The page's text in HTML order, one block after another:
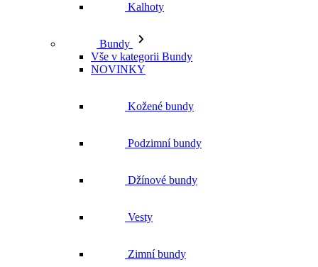
Kalhoty
Bundy
Vše v kategorii Bundy
NOVINKY
Kožené bundy
Podzimní bundy
Džínové bundy
Vesty
Zimní bundy